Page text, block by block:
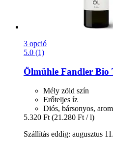
3 opció
5.0 (1)
Ölmühle Fandler Bio
Mély zöld szín
Erőteljes íz
Diós, bársonyos,
5.320 Ft (21.280 Ft / l)
Szállítás eddig: augusztus 11.